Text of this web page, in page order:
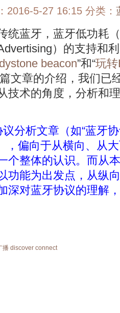
2016-5-27 16:15 分类：
统蓝牙，蓝牙低功耗
）的支持和
beacon”和“玩
文章的介绍，我们已
技术的角度，分析和
分析文章（如“蓝牙
，偏向于从横向、从
个整体的认识。而从
功能为出发点，从纵
深对蓝牙协议的理解
播 discover connect